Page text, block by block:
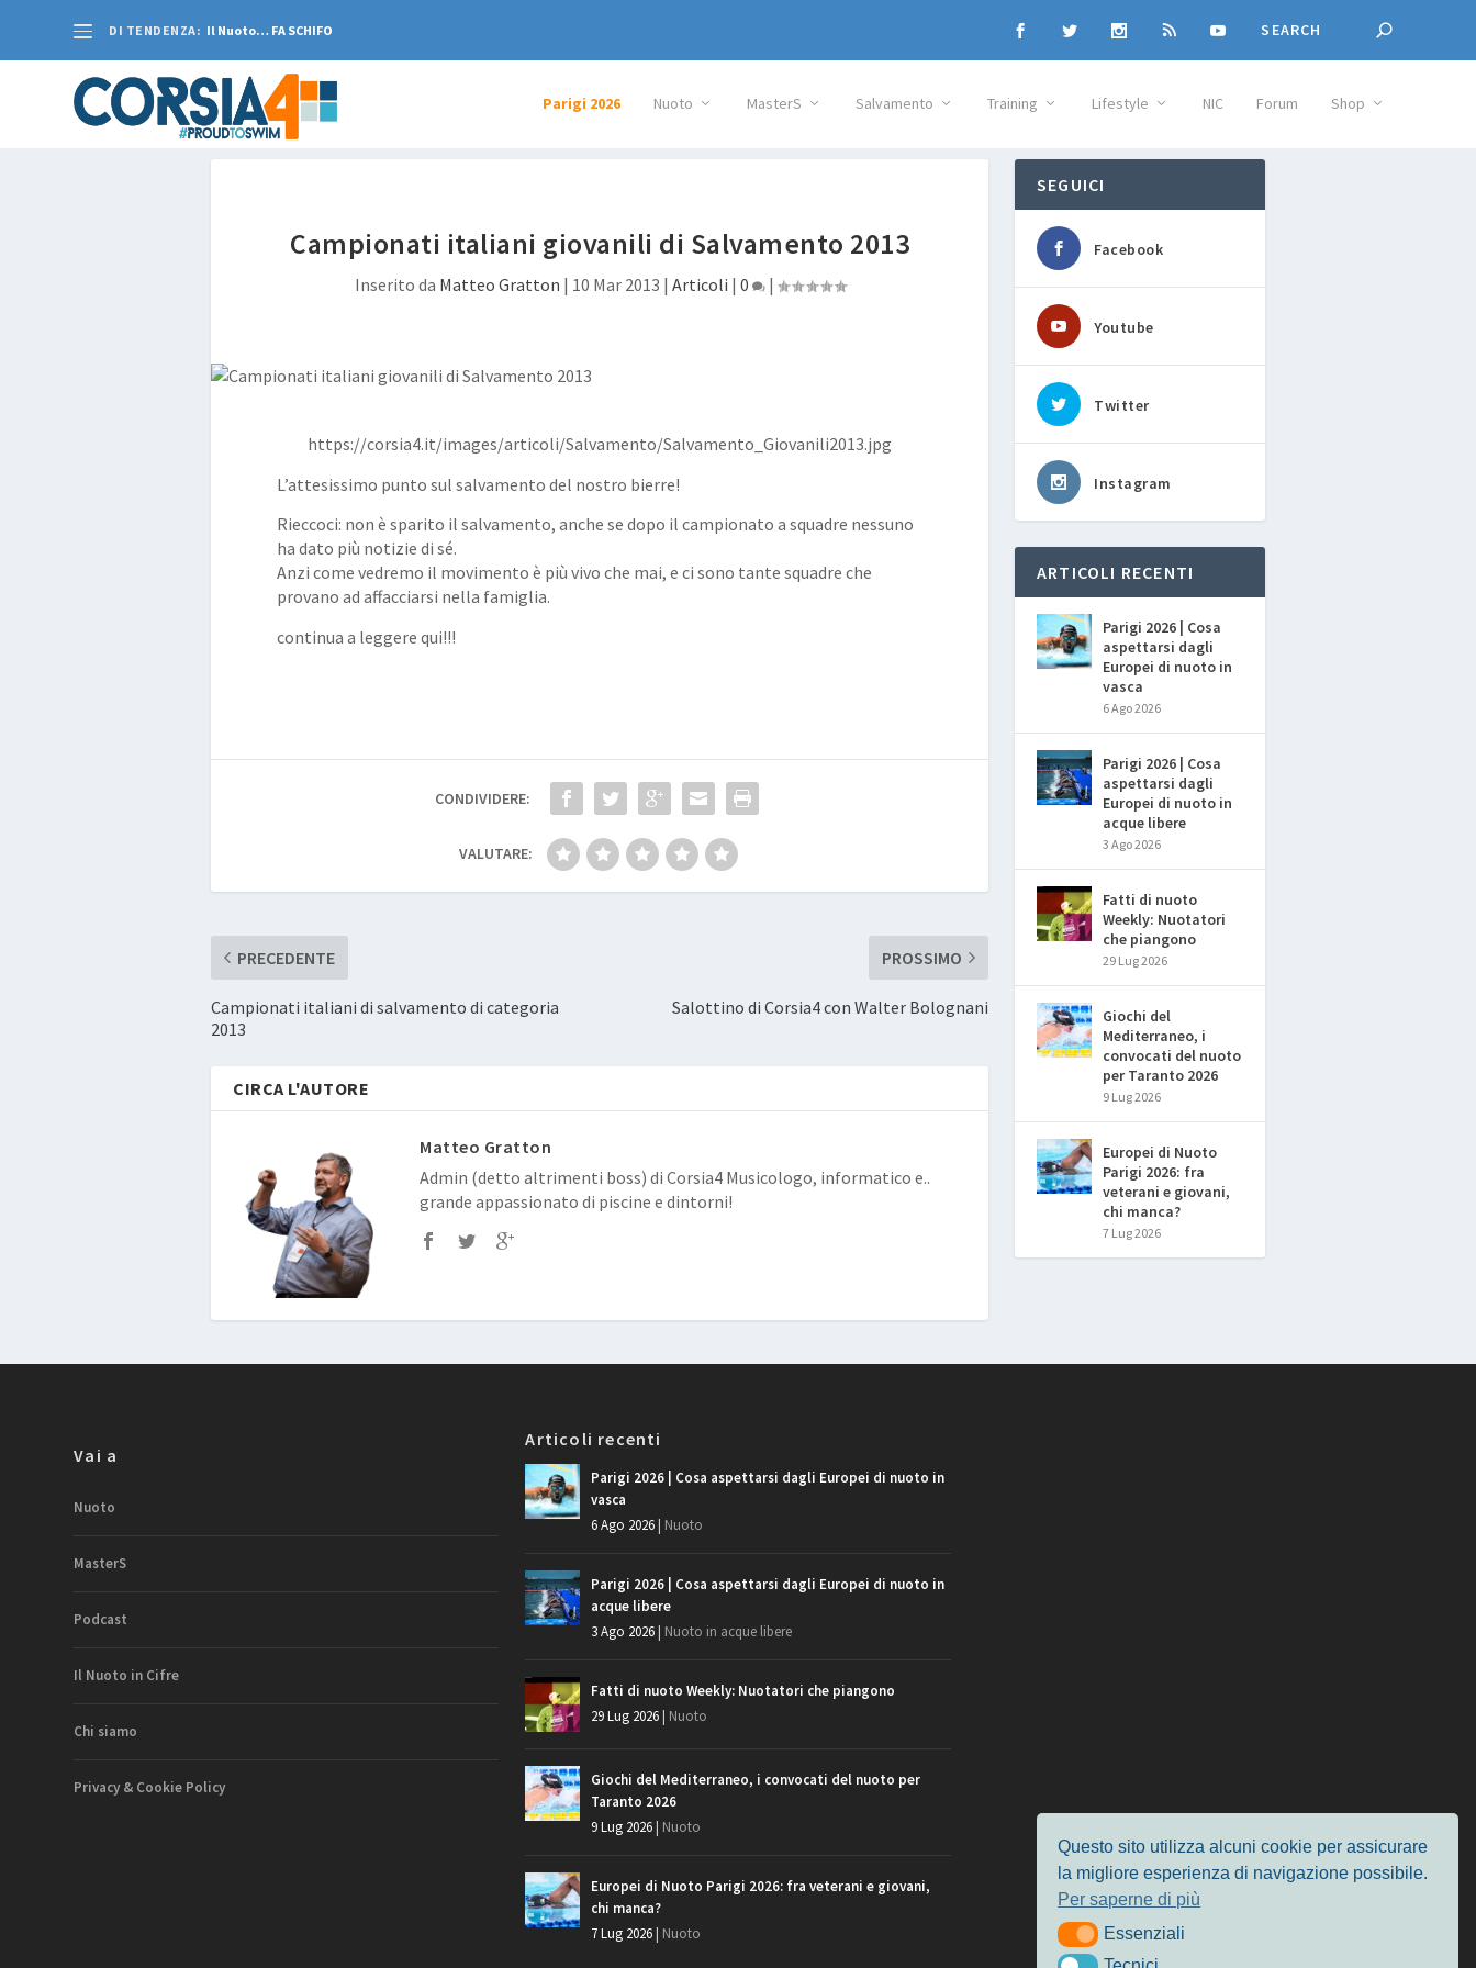
DI TENDENZA: Il Nuoto… FA SCHIFO
Parigi 2026 Nuoto MasterS Salvamento Training Lifestyle NIC Forum Shop
Campionati italiani giovanili di Salvamento 2013
Inserito da Matteo Gratton | 10 Mar 2013 | Articoli | 0 |
https://corsia4.it/images/articoli/Salvamento/Salvamento_Giovanili2013.jpg
L’attesissimo punto sul salvamento del nostro bierre!
Rieccoci: non è sparito il salvamento, anche se dopo il campionato a squadre nessuno
ha dato più notizie di sé.
Anzi come vedremo il movimento è più vivo che mai, e ci sono tante squadre che
provano ad affacciarsi nella famiglia.
continua a leggere qui!!!
CONDIVIDERE:
VALUTARE:
PRECEDENTE
Campionati italiani di salvamento di categoria
2013
PROSSIMO
Salottino di Corsia4 con Walter Bolognani
CIRCA L'AUTORE
Matteo Gratton
Admin (detto altrimenti boss) di Corsia4 Musicologo, informatico e..
grande appassionato di piscine e dintorni!
SEGUICI
Facebook
Youtube
Twitter
Instagram
ARTICOLI RECENTI
Parigi 2026 | Cosa
aspettarsi dagli
Europei di nuoto in
vasca
6 Ago 2026
Parigi 2026 | Cosa
aspettarsi dagli
Europei di nuoto in
acque libere
3 Ago 2026
Fatti di nuoto
Weekly: Nuotatori
che piangono
29 Lug 2026
Giochi del
Mediterraneo, i
convocati del nuoto
per Taranto 2026
9 Lug 2026
Europei di Nuoto
Parigi 2026: fra
veterani e giovani,
chi manca?
7 Lug 2026
Vai a
Nuoto
MasterS
Podcast
Il Nuoto in Cifre
Chi siamo
Privacy & Cookie Policy
Articoli recenti
Parigi 2026 | Cosa aspettarsi dagli Europei di nuoto in
vasca
6 Ago 2026| Nuoto
Parigi 2026 | Cosa aspettarsi dagli Europei di nuoto in
acque libere
3 Ago 2026| Nuoto in acque libere
Fatti di nuoto Weekly: Nuotatori che piangono
29 Lug 2026| Nuoto
Giochi del Mediterraneo, i convocati del nuoto per
Taranto 2026
9 Lug 2026| Nuoto
Europei di Nuoto Parigi 2026: fra veterani e giovani,
chi manca?
7 Lug 2026| Nuoto
Questo sito utilizza alcuni cookie per assicurare
la migliore esperienza di navigazione possibile.
Per saperne di più
EssenzialiEssenziali